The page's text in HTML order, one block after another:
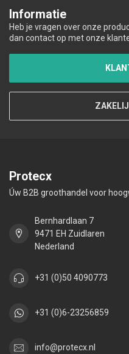
Informatie
Heb je vragen over onze
dan contact op met onze
Protecx
Úw B2B groothandel voor
Bernhardlaan 7
9471 EH Zuidlaren
Nederland
+31 (0)50 4090773
+31 (0)6-23256859
info@protecx.nl